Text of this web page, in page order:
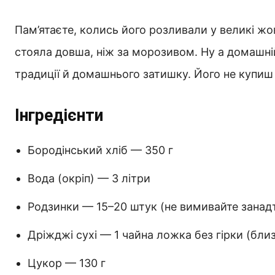
Пам’ятаєте, колись його розливали у великі
стояла довша, ніж за морозивом. Ну а
традиції й домашнього затишку. Його не купиш
Інгредієнти
Бородінський хліб — 350 г
Вода (окріп) — 3 літри
Родзинки — 15–20 штук (не вимивайте
Дріжджі сухі — 1 чайна ложка без гірки
Цукор — 130 г